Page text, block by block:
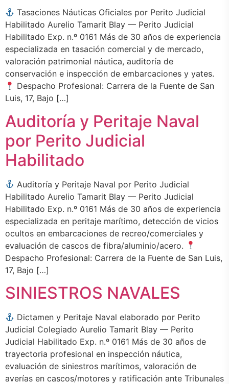
Tasaciones Náuticas Oficiales por Perito Judicial
Habilitado Aurelio Tamarit Blay — Perito Judicial
Habilitado Exp. n.º 0161 Más de 30 años de experiencia
especializada en tasación comercial y de mercado,
valoración patrimonial náutica, auditoría de
conservación e inspección de embarcaciones y yates.
Despacho Profesional: Carrera de la Fuente de San
Luis, 17, Bajo […]
Auditoría y Peritaje Naval
por Perito Judicial
Habilitado
Auditoría y Peritaje Naval por Perito Judicial
Habilitado Aurelio Tamarit Blay — Perito Judicial
Habilitado Exp. n.º 0161 Más de 30 años de experiencia
especializada en peritaje marítimo, detección de vicios
ocultos en embarcaciones de recreo/comerciales y
evaluación de cascos de fibra/aluminio/acero.
Despacho Profesional: Carrera de la Fuente de San Luis,
17, Bajo […]
SINIESTROS NAVALES
Dictamen y Peritaje Naval elaborado por Perito
Judicial Colegiado Aurelio Tamarit Blay — Perito
Judicial Habilitado Exp. n.º 0161 Más de 30 años de
trayectoria profesional en inspección náutica,
evaluación de siniestros marítimos, valoración de
averías en cascos/motores y ratificación ante Tribunales